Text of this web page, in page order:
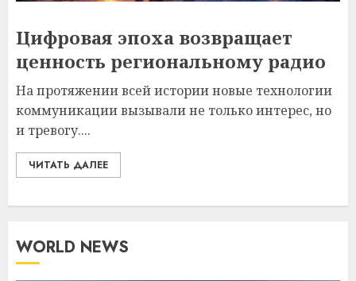
Цифровая эпоха возвращает
ценность региональному радио
На протяжении всей истории новые технологии
коммуникации вызывали не только интерес, но
и тревогу....
ЧИТАТЬ ДАЛЕЕ
WORLD NEWS